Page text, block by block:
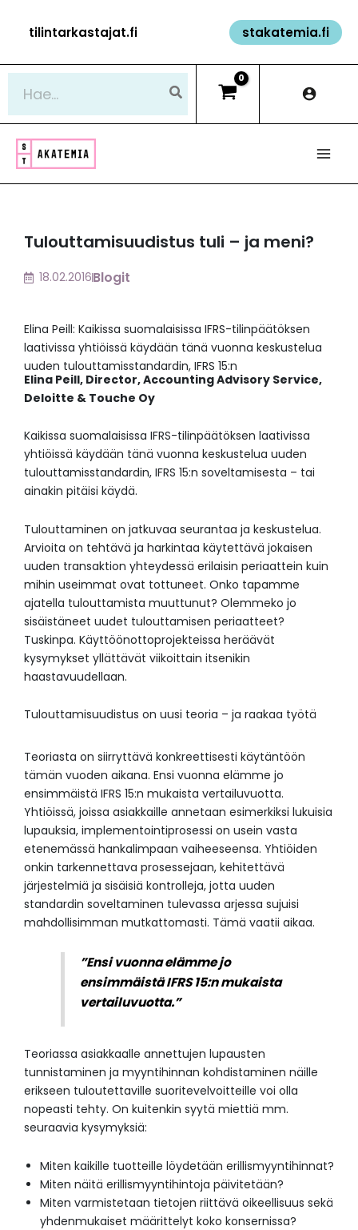
sisältöön
tilintarkastajat.fi stakatemia.fi
Tulouttamisuudistus tuli – ja meni?
18.02.2016Blogit
Elina Peill: Kaikissa suomalaisissa IFRS-tilinpäätöksen
laativissa yhtiöissä käydään tänä vuonna keskustelua
uuden tulouttamisstandardin, IFRS 15:n
Elina Peill, Director, Accounting Advisory Service,
Deloitte & Touche Oy
Kaikissa suomalaisissa IFRS-tilinpäätöksen laativissa
yhtiöissä käydään tänä vuonna keskustelua uuden
tulouttamisstandardin, IFRS 15:n soveltamisesta – tai
ainakin pitäisi käydä.
Tulouttaminen on jatkuvaa seurantaa ja keskustelua.
Arvioita on tehtävä ja harkintaa käytettävä jokaisen
uuden transaktion yhteydessä erilaisin periaattein kuin
mihin useimmat ovat tottuneet. Onko tapamme
ajatella tulouttamista muuttunut? Olemmeko jo
sisäistäneet uudet tulouttamisen periaatteet?
Tuskinpa. Käyttöönottoprojekteissa heräävät
kysymykset yllättävät viikoittain itsenikin
haastavuudellaan.
Tulouttamisuudistus on uusi teoria – ja raakaa työtä
Teoriasta on siirryttävä konkreettisesti käytäntöön
tämän vuoden aikana. Ensi vuonna elämme jo
ensimmäistä IFRS 15:n mukaista vertailuvuotta.
Yhtiöissä, joissa asiakkaille annetaan esimerkiksi lukuisia
lupauksia, implementointiprosessi on usein vasta
etenemässä hankalimpaan vaiheeseensa. Yhtiöiden
onkin tarkennettava prosessejaan, kehitettävä
järjestelmiä ja sisäisiä kontrolleja, jotta uuden
standardin soveltaminen tulevassa arjessa sujuisi
mahdollisimman mutkattomasti. Tämä vaatii aikaa.
”Ensi vuonna elämme jo
ensimmäistäIFRS 15:n mukaista
vertailuvuotta.”
Teoriassa asiakkaalle annettujen lupausten
tunnistaminen ja myyntihinnan kohdistaminen näille
erikseen tuloutettaville suoritevelvoitteille voi olla
nopeasti tehty. On kuitenkin syytä miettiä mm.
seuraavia kysymyksiä:
Miten kaikille tuotteille löydetään erillismyyntihinnat?
Miten näitä erillismyyntihintoja päivitetään?
Miten varmistetaan tietojen riittävä oikeellisuus sekä
yhdenmukaiset määrittelyt koko konsernissa?